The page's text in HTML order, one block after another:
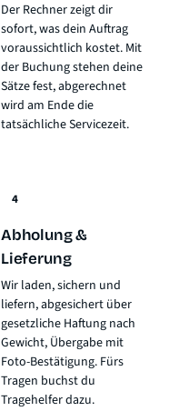
Der Rechner zeigt dir
sofort, was dein Auftrag
voraussichtlich kostet. Mit
der Buchung stehen deine
Sätze fest, abgerechnet
wird am Ende die
tatsächliche Servicezeit.
4
Abholung &
Lieferung
Wir laden, sichern und
liefern, abgesichert über
gesetzliche Haftung nach
Gewicht, Übergabe mit
Foto-Bestätigung. Fürs
Tragen buchst du
Tragehelfer dazu.